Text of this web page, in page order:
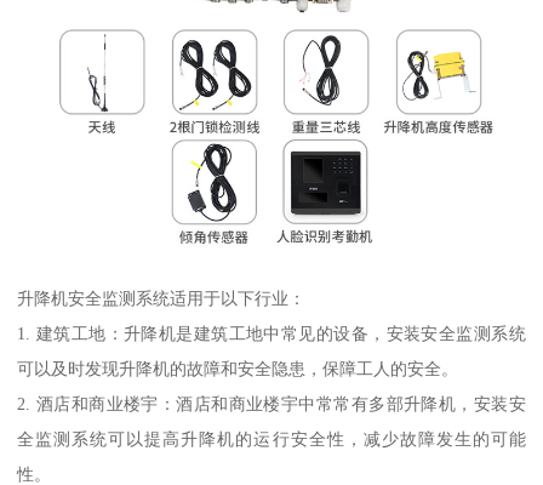
升降机安全监测系统适用于以下行业：
1. 建筑工地：升降机是建筑工地中常见的设备，安装安全监测系统
可以及时发现升降机的故障和安全隐患，保障工人的安全。
2. 酒店和商业楼宇：酒店和商业楼宇中常常有多部升降机，安装安
全监测系统可以提高升降机的运行安全性，减少故障发生的可能
性。